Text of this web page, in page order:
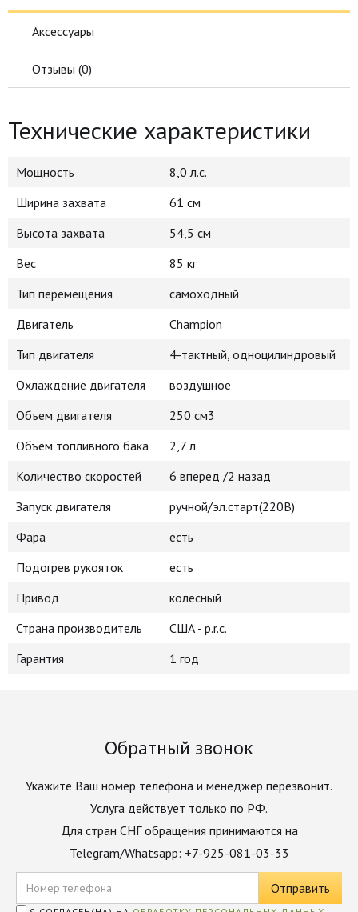
Аксессуары
Отзывы (0)
Технические характеристики
Мощность
8,0 л.с.
Ширина захвата
61 см
Высота захвата
54,5 см
Вес
85 кг
Тип перемещения
самоходный
Двигатель
Сhampion
Тип двигателя
4-тактный, одноцилиндровый
Охлаждение двигателя
воздушное
Объем двигателя
250 см3
Объем топливного бака
2,7 л
Количество скоростей
6 вперед /2 назад
Запуск двигателя
ручной/эл.старт(220В)
Фара
есть
Подогрев рукояток
есть
Привод
колесный
Страна производитель
США - p.r.c.
Гарантия
1 год
Обратный звонок
Укажите Ваш номер телефона и менеджер перезвонит.
Услуга действует только по РФ.
Для стран СНГ обращения принимаются на
Telegram/Whatsapp: +7-925-081-03-33